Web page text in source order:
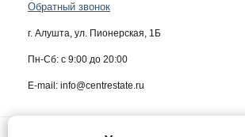
Обратный звонок
г. Алушта, ул. Пионерская, 1Б
Пн-Сб: с 9:00 до 20:00
E-mail: info@centrestate.ru